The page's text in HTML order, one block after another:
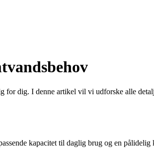
for dig. I denne artikel vil vi udforske alle
kapacitet til daglig brug og en